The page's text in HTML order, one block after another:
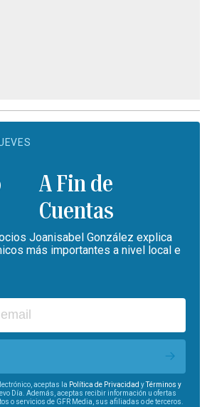
A Fin de
Cuentas
Joanisabel González explica
más importantes a nivel local e
aceptas la Política de Privacidad yTérminos y
Día. Además, aceptas recibir información u ofertas
o servicios de GFR Media, sus afiliadas o de terceros.